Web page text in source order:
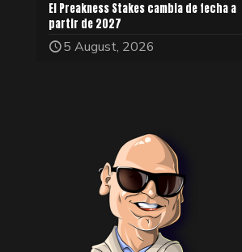
El Preakness Stakes cambia de fecha a
partir de 2027
5 August, 2026